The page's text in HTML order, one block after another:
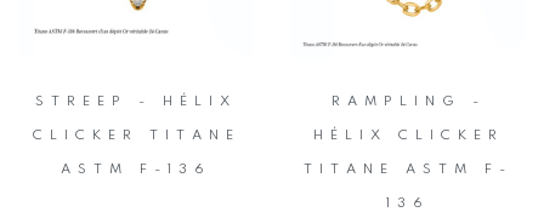
STREEP - HÉLIX
CLICKER TITANE
ASTM F-136
RAMPLING -
HÉLIX CLICKER
TITANE ASTM F-
136